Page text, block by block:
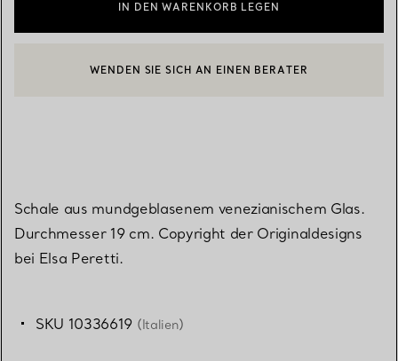
IN DEN WARENKORB LEGEN
EINEN KUNDENBERATER KONTAKTIEREN ODER EINEN
WENDEN SIE SICH AN EINEN BERATER
Schale aus mundgeblasenem venezianischem Glas.
Durchmesser 19 cm. Copyright der Originaldesigns
bei Elsa Peretti.
SKU 10336619 (Italien)